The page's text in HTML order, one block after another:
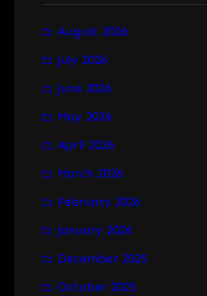
r
c
August 2026
July 2026
June 2026
May 2026
April 2026
March 2026
February 2026
January 2026
December 2025
October 2025